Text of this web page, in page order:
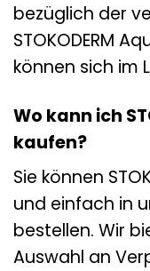
bezüglich der
STOKODERM
können sich im
Wo kann ich
kaufen?
Sie können
und einfach in
bestellen. Wir
Auswahl an